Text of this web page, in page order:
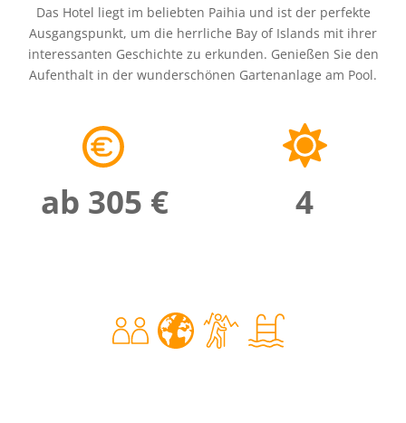
Das Hotel liegt im beliebten Paihia und ist der perfekte
Ausgangspunkt, um die herrliche Bay of Islands mit ihrer
interessanten Geschichte zu erkunden. Genießen Sie den
Aufenthalt in der wunderschönen Gartenanlage am Pool.
ab 305 € 4